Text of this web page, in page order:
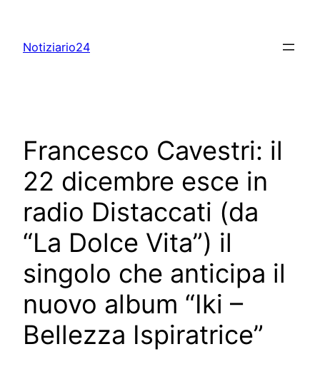
content
Notiziario24
Francesco Cavestri: il
22 dicembre esce in
radio Distaccati (da
“La Dolce Vita”) il
singolo che anticipa il
nuovo album “Iki –
Bellezza Ispiratrice”